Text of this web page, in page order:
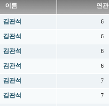
이름 연관
김관석 6
김관석 6
김관석 6
김관석 6
김관석 7
김관석 7